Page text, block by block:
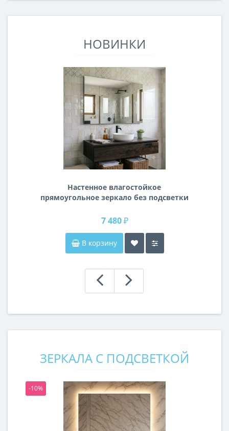
НОВИНКИ
Настенное влагостойкое
прямоугольное зеркало без подсветки
7 480 ₽
В корзину
ЗЕРКАЛА С ПОДСВЕТКОЙ
-10%